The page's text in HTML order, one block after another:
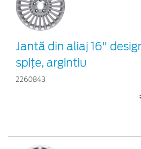
Jantă din aliaj 16"
spiţe, argintiu
2260843